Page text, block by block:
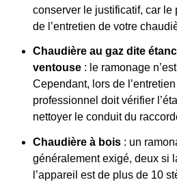
conserver le justificatif, car
de l’entretien de votre
Chaudière au gaz dite
ventouse : le ramonage
Cependant, lors de
professionnel doit vérifier
nettoyer le conduit du
Chaudière à bois : un
généralement exigé, deux si
l’appareil est de plus de 10